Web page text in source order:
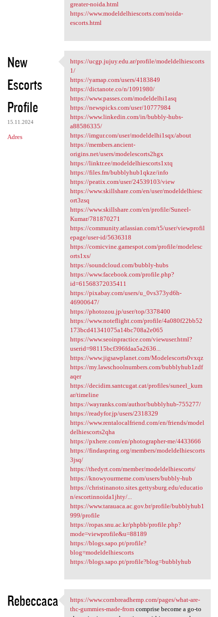
greater-noida.html
https://www.modeldelhiescorts.com/noida-
escorts.html
New
Escorts
Profile
15.11.2024
Adres
https://ucgp.jujuy.edu.ar
https://ucgp.jujuy.edu.ar/profile/modeldelhiescorts
1/
https://yamap.com/users/4183849
https://dictanote.co/n/1091980/
https://www.passes.com/modeldelhi1asq
https://newspicks.com/user/10777984
https://www.linkedin.com/in/bubbly-hubs-
a88586335/
https://imgur.com/user/modeldelhi1sqx/about
https://members.ancient-
origins.net/users/modelescorts2hgx
https://linktr.ee/modeldelhiescorts1xtq
https://files.fm/bubblyhub1qkze/info
https://peatix.com/user/24539103/view
https://www.skillshare.com/en/user/modeldelhiesc
ort3zsq
https://www.skillshare.com/en/profile/Suneel-
Kumar/781870271
https://community.atlassian.com/t5/user/viewprofil
epage/user-id/5636318
https://comicvine.gamespot.com/profile/modelesc
orts1xs/
https://soundcloud.com/bubbly-hubs
https://www.facebook.com/profile.php?
id=61568372035411
https://pixabay.com/users/u_0vs373yd6h-
46900647/
https://photozou.jp/user/top/3378400
https://www.noteflight.com/profile/4a080f22bb52
173bcd41341075a14bc708a2e065
https://www.seoinpractice.com/viewuser.html?
userid=98115bcf396fdaa5a2636...
https://www.jigsawplanet.com/Modelescorts0vxqz
https://my.lawschoolnumbers.com/bubblyhub1zdf
aqer
https://decidim.santcugat.cat/profiles/suneel_kum
ar/timeline
https://wayranks.com/author/bubblyhub-755277/
https://readyfor.jp/users/2318329
https://www.rentalocalfriend.com/en/friends/model
delhiescorts2qha
https://pxhere.com/en/photographer-me/4433666
https://findaspring.org/members/modeldelhiescorts
3jsq/
https://thedyrt.com/member/modeldelhiescorts/
https://knowyourmeme.com/users/bubbly-hub
https://christinanoto.sites.gettysburg.edu/educatio
n/escortinnoida1jhty/...
https://www.tarauaca.ac.gov.br/profile/bubblyhub1
999/profile
https://ropas.snu.ac.kr/phpbb/profile.php?
mode=viewprofile&u=88189
https://blogs.sapo.pt/profile?
blog=modeldelhiescorts
https://blogs.sapo.pt/profile?blog=bubblyhub
Rebeccaca https://www.cornbreadhemp.com
https://www.cornbreadhemp.com/pages/what-are-
thc-gummies-made-fromcomprise become a go-to